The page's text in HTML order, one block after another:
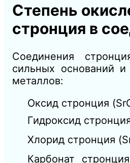
Степень
стронция в
Соединения
сильных оснований
металлов:
Оксид стронция
Гидроксид
Хлорид стронция
Карбонат